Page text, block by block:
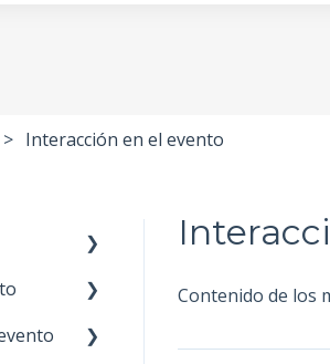
Interacción en el evento
Contenido de los